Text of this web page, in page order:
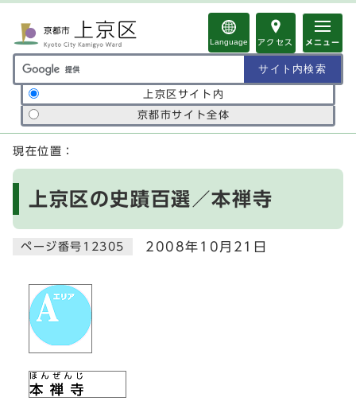
Language アクセス メニュー
サイト内検索の範囲
上京区サイト内
京都市サイト全体
ここから本文です
現在位置：
上京区の史蹟百選／本禅寺
ページ番号12305 2008年10月21日